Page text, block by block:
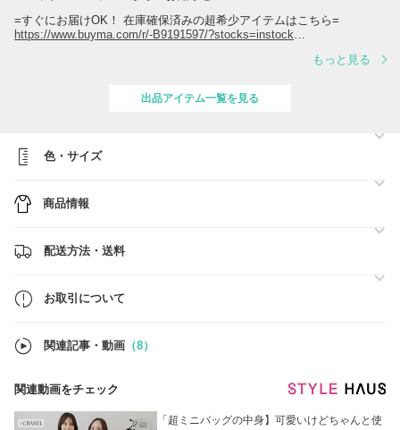
=すぐにお届けOK！ 在庫確保済みの超希少アイテムはこちら=
https://www.buyma.com/r/-B9191597/?stocks=instock
品も各ブランドの検品を通過しており、偽物やリユースの取扱いはござ
・買付時のレシートをご用意することも可能でございます。ご希望の場
合は遠慮なくお申し付けください。
・全商品、送料無料でお届けいたします。
・国内からはもちろん、海外からの配送につきましても、配送状況が確
もっと見る
出品アイテム一覧を見る
色・サイズ
商品情報
配送方法・送料
お取引について
関連記事・動画 （8）
関連動画をチェック
「超ミニバッグの中身】可愛いけどちゃんと使